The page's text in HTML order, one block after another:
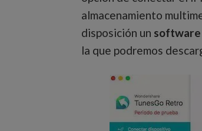
almacenamiento
disposición un
la que podremos